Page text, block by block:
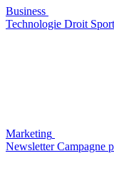
Business
Technologie Droit Sport
Marketing
Newsletter Campagne